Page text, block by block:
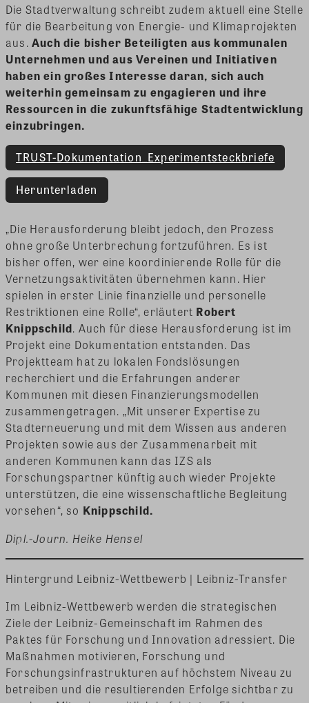
Die Stadtverwaltung schreibt zudem aktuell eine Stelle
für die Bearbeitung von Energie- und Klimaprojekten
aus. Auch die bisher Beteiligten aus kommunalen
Unternehmen und aus Vereinen und Initiativen
haben ein großes Interesse daran, sich auch
weiterhin gemeinsam zu engagieren und ihre
Ressourcen in die zukunftsfähige Stadtentwicklung
einzubringen.
TRUST-Dokumentation_Experimentsteckbriefe
Herunterladen
„Die Herausforderung bleibt jedoch, den Prozess
ohne große Unterbrechung fortzuführen. Es ist
bisher offen, wer eine koordinierende Rolle für die
Vernetzungsaktivitäten übernehmen kann. Hier
spielen in erster Linie finanzielle und personelle
Restriktionen eine Rolle“, erläutert Robert
Knippschild. Auch für diese Herausforderung ist im
Projekt eine Dokumentation entstanden. Das
Projektteam hat zu lokalen Fondslösungen
recherchiert und die Erfahrungen anderer
Kommunen mit diesen Finanzierungsmodellen
zusammengetragen. „Mit unserer Expertise zu
Stadterneuerung und mit dem Wissen aus anderen
Projekten sowie aus der Zusammenarbeit mit
anderen Kommunen kann das IZS als
Forschungspartner künftig auch wieder Projekte
unterstützen, die eine wissenschaftliche Begleitung
vorsehen“, so Knippschild.
Dipl.-Journ. Heike Hensel
Hintergrund Leibniz-Wettbewerb | Leibniz-Transfer
Im Leibniz-Wettbewerb werden die strategischen
Ziele der Leibniz-Gemeinschaft im Rahmen des
Paktes für Forschung und Innovation adressiert. Die
Maßnahmen motivieren, Forschung und
Forschungsinfrastrukturen auf höchstem Niveau zu
betreiben und die resultierenden Erfolge sichtbar zu